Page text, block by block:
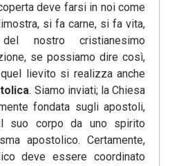
deve farsi in noi come
si fa carne, si fa vita,
nostro cristianesimo
se possiamo dire così,
lievito si realizza anche
. Siamo inviati; la Chiesa
fondata sugli apostoli,
suo corpo da uno spirito
apostolico. Certamente,
deve essere coordinato